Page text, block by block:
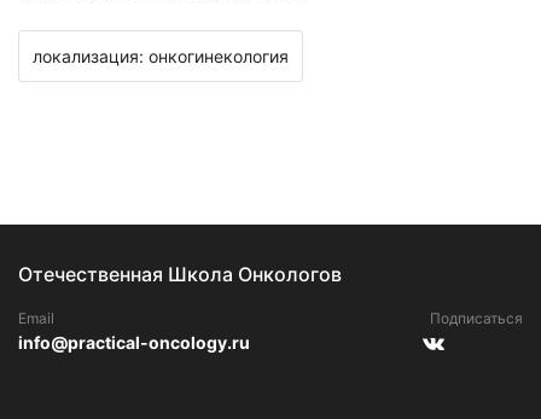
локализация: онкогинекология
Отечественная Школа Онкологов
Email
info@practical-oncology.ru
Подписаться